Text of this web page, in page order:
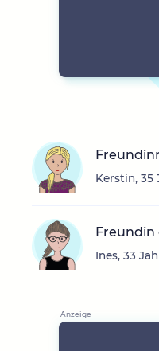
Kerstin, 35
Ines, 33